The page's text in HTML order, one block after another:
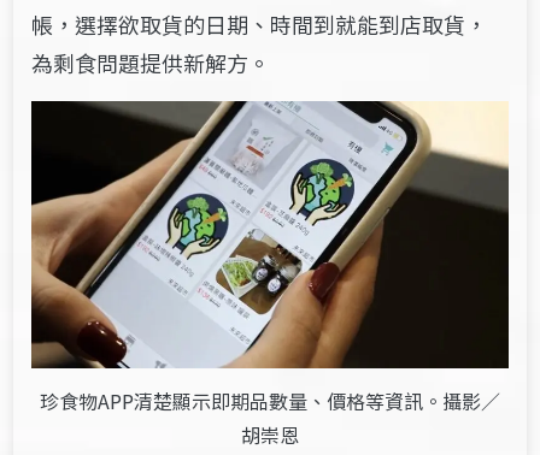
帳，選擇欲取貨的日期、時間到就能到店取貨，
為剩食問題提供新解方。
珍食物APP清楚顯示即期品數量、價格等資訊。攝影／
胡崇恩